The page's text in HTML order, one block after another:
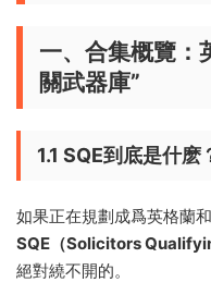
一、合集概覽：
關武器庫”
1.1 SQE到底是什
如果正在規劃成爲英格蘭
SQE（Solicitors
絕對繞不開的。